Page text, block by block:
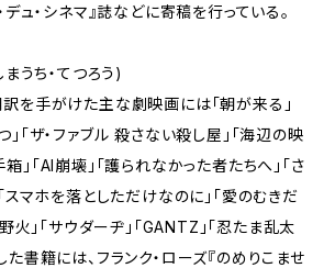
デュ・シネマ』誌などに寄稿を行っている。
うち・てつろう)
を手がけた主な劇映画には「朝が来る」
」「ザ・ファブル 殺さない殺し屋」「海辺の映
「AI崩壊」「護られなかった者たちへ」「さ
スマホを落としただけなのに」「愛のむきだ
野火」「サウダーヂ」「GANTZ」「忍たま乱太
た書籍には、フランク・ローズ『のめりこませ